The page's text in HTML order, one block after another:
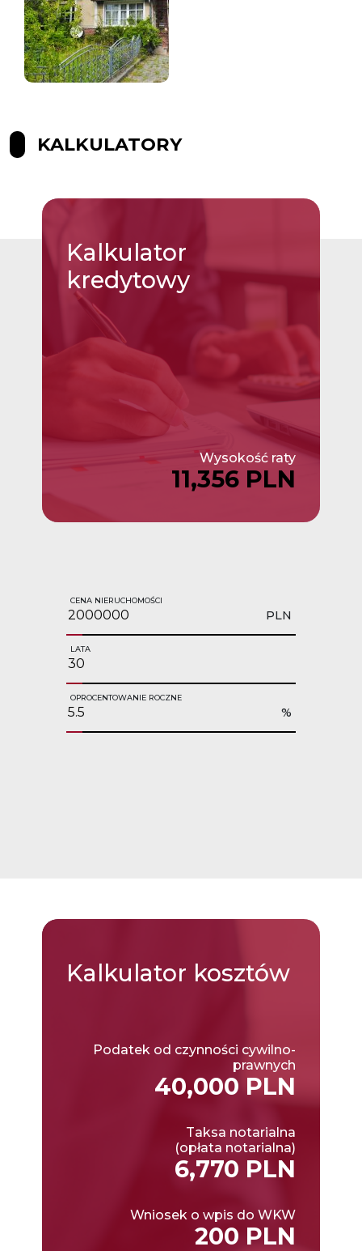
KALKULATORY
Kalkulator
kredytowy
Wysokość raty
11,356 PLN
CENA NIERUCHOMOŚCI
PLN
LATA
OPROCENTOWANIE ROCZNE
%
Kalkulator kosztów
Podatek od czynności cywilno-
prawnych
40,000 PLN
Taksa notarialna
(opłata notarialna)
6,770 PLN
Wniosek o wpis do WKW
200 PLN